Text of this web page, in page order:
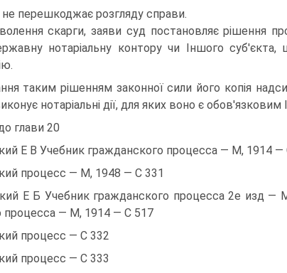
не перешкоджає розгляду справи.
скарги, заяви суд постановляє рішення
нотаріальну контору чи Іншого суб'єкта,
таким рішенням законної сили його копія
нотаріальні дії, для яких воно є
глави 20
Е В Учебник гражданского процесса — М, 1914 —
процесс — М, 1948 — С 331
Е Б Учебник гражданского процесса 2е изд
процесса — М, 1914 — С 517
процесс — С 332
процесс — С 333